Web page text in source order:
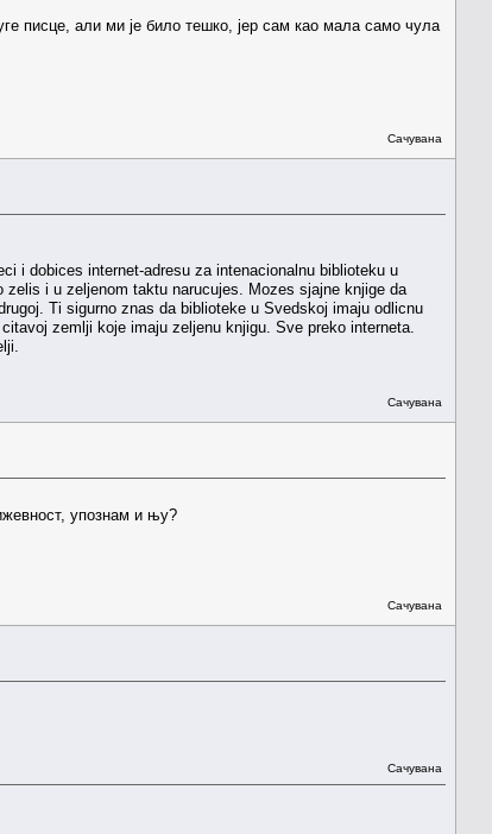
писце, али ми је било тешко, јер сам као мала само чула
Сачувана
i dobices internet-adresu za intenacionalnu biblioteku u
i u zeljenom taktu narucujes. Mozes sjajne knjige da
Ti sigurno znas da biblioteke u Svedskoj imaju odlicnu
zemlji koje imaju zeljenu knjigu. Sve preko interneta.
Сачувана
упознам и њу?
Сачувана
Сачувана